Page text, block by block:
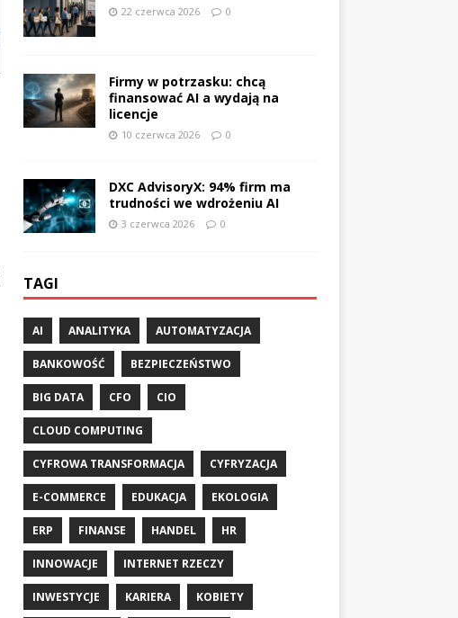
22 czerwca 2026 0
Firmy w potrzasku: chcą
finansować AI a wydają na
licencje
10 czerwca 2026 0
DXC AdvisoryX: 94% firm ma
trudności we wdrożeniu AI
3 czerwca 2026 0
TAGI
AI ANALITYKA AUTOMATYZACJA
BANKOWOŚĆ BEZPIECZEŃSTWO
BIG DATA CFO CIO
CLOUD COMPUTING
CYFROWA TRANSFORMACJA CYFRYZACJA
E-COMMERCE EDUKACJA EKOLOGIA
ERP FINANSE HANDEL HR
INNOWACJE INTERNET RZECZY
INWESTYCJE KARIERA KOBIETY